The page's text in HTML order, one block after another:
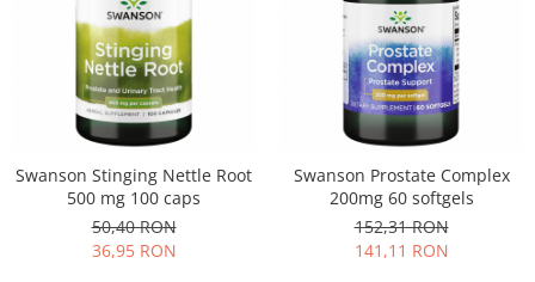
Swanson Stinging Nettle Root
500 mg 100 caps
50,40 RON
36,95 RON
Swanson Prostate Complex
200mg 60 softgels
152,31 RON
141,11 RON